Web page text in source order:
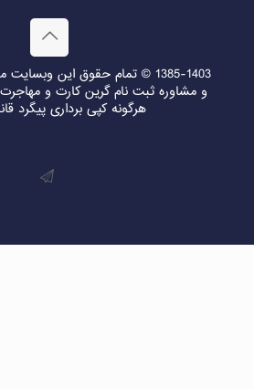
1385-1403 © تمام حقوق این
و مشاوره ثبت نام گرین کارت و
هرگونه کپی برداری پیگرد